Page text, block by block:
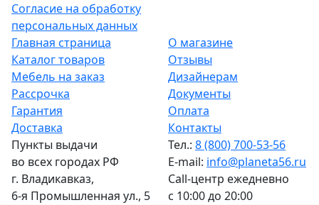
Согласие на обработку
персональных данных
Главная страница
Каталог товаров
Мебель на заказ
Рассрочка
Гарантия
О магазине
Отзывы
Дизайнерам
Документы
Оплата
Доставка
Пункты выдачи
во всех городах РФ
г. Владикавказ,
6-я Промышленная ул., 5
Контакты
Тел.: 8 (800) 700-53-56
E-mail: info@planeta56.ru
Call-центр ежедневно
с 10:00 до 20:00